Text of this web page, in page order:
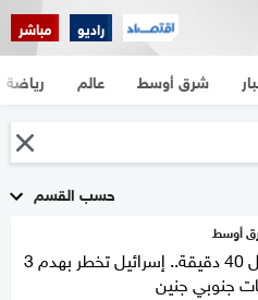
راديو مباشر
شرق أوسط عالم رياضة
حسب القسم
أوسط
خلال 40 دقيقة.. إسرائيل تخطر بهدم 3
جنوبي جنين